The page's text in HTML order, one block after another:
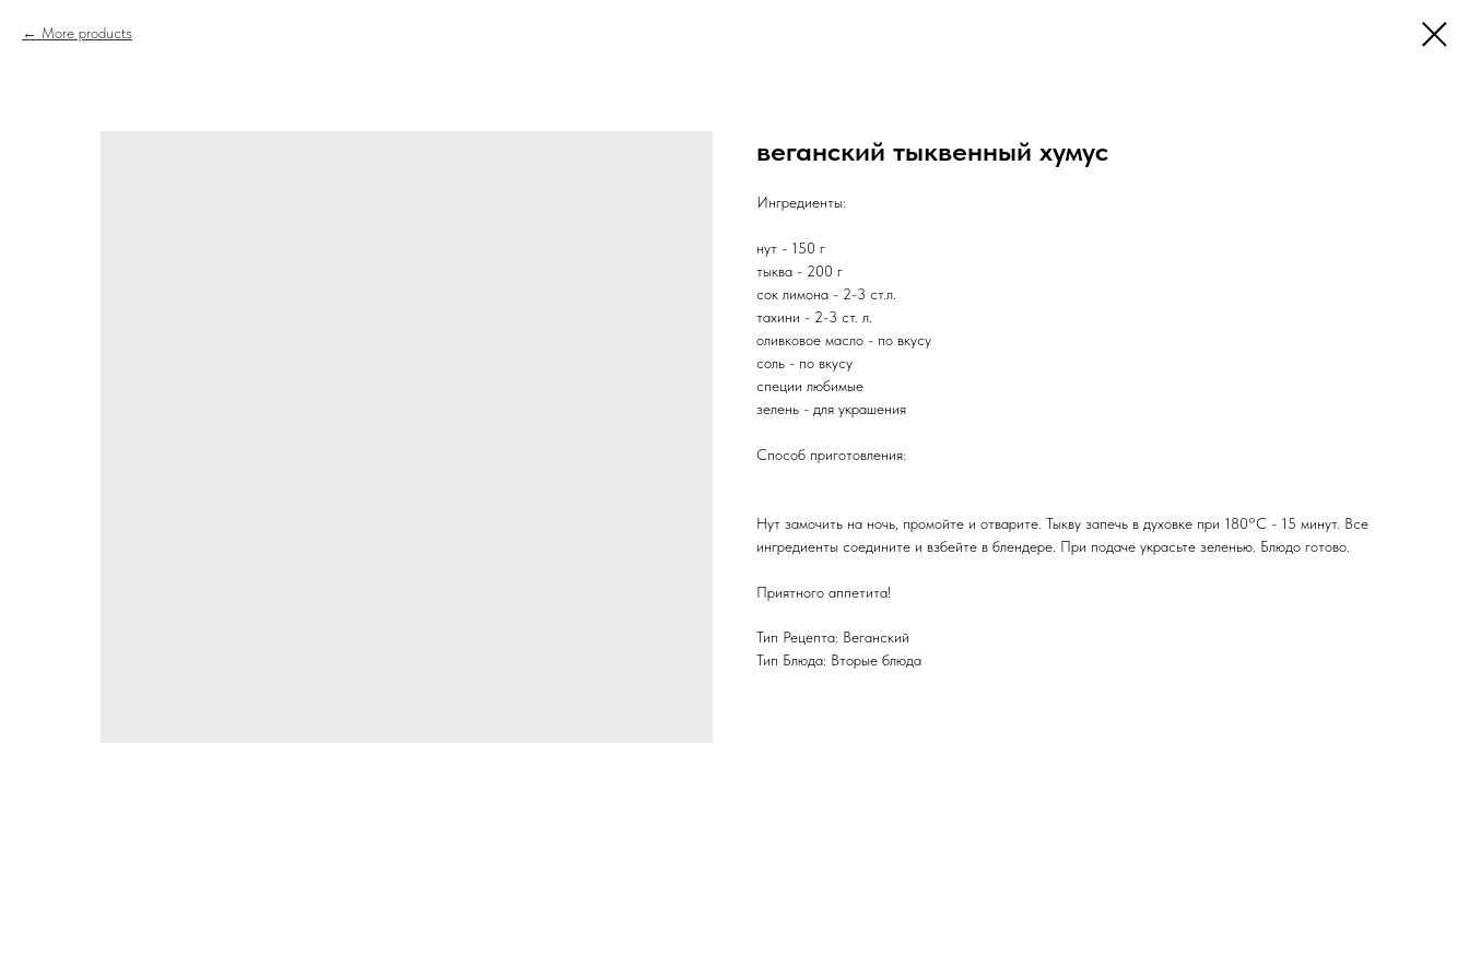
More products
веганский тыквенный хумус
Ингредиенты:
нут - 150 г
тыква - 200 г
сок лимона - 2-3 ст.л.
тахини - 2-3 ст. л.
оливковое масло - по вкусу
соль - по вкусу
специи любимые
зелень - для украшения
Способ приготовления:
Нут замочить на ночь, промойте и отварите. Тыкву запечь в духовке при 180°С - 15 минут. Все
ингредиенты соедините и взбейте в блендере. При подаче украсьте зеленью. Блюдо готово.
Приятного аппетита!
Тип Рецепта: Веганский
Тип Блюда: Вторые блюда